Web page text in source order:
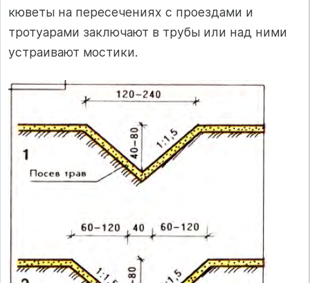
кюветы на пересечениях с проездами и
тротуарами заключают в трубы или над ними
устраивают мостики.